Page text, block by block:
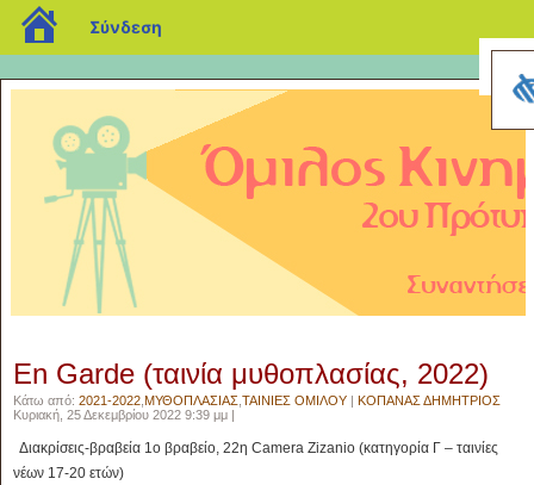
blogs.sch.gr
Σύνδεση
En Garde (ταινία μυθοπλασίας, 2022)
Κάτω από: 2021-2022 ΜΥΘΟΠΛΑΣΙΑΣ ΤΑΙΝΙΕΣ ΟΜΙΛΟΥ | ΚΟΠΑΝΑΣ ΔΗΜΗΤΡΙΟΣ
Κυριακή, 25 Δεκεμβρίου 2022 9:39 μμ |
Διακρίσεις-βραβεία 1ο βραβείο, 22η Camera Zizanio (κατηγορία Γ – ταινίες
νέων 17-20 ετών)